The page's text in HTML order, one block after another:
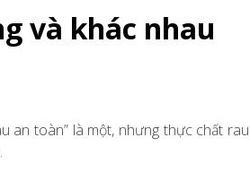
và khác nhau
an toàn” là một, nhưng thực chất rau